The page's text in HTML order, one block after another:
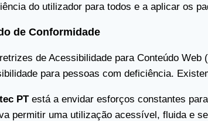
do utilizador para todos e a aplicar os
de Conformidade
de Acessibilidade para Conteúdo
para pessoas com deficiência.
PTestá a envidar esforços constantes
permitir uma utilização acessível, fluida e